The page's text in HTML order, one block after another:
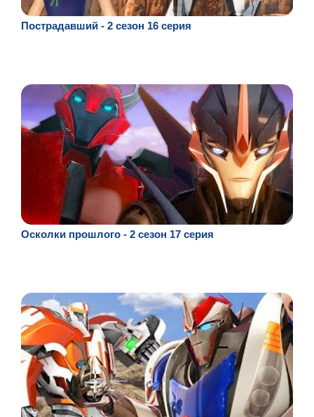
Пострадавший - 2 сезон 16 серия
Осколки прошлого - 2 сезон 17 серия